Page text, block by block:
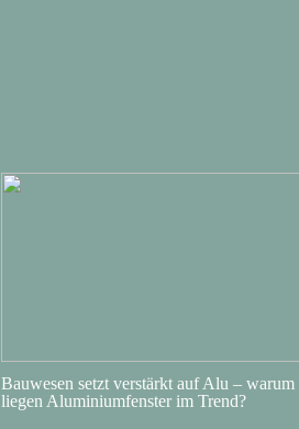
Bauwesen setzt verstärkt auf Alu – warum
liegen Aluminiumfenster im Trend?